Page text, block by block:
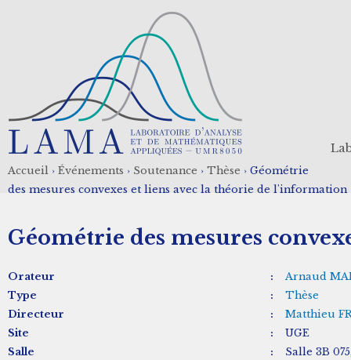
Fil
Accueil › Événements › Soutenance › Thèse › Géométrie
des mesures convexes et liens avec la théorie de l'information
Géométrie des mesures
Orateur :
Arnaud
Type
:
Thèse
Directeur
:
Matthieu
Site
:
UGE
Salle
:
Salle 3B